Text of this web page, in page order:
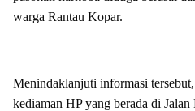
warga Rantau Kopar.
Menindaklanjuti informasi
kediaman HP yang berada di